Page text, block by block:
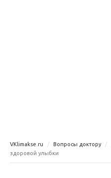
VKlimakse.ru Вопросы доктору
здоровой улыбки